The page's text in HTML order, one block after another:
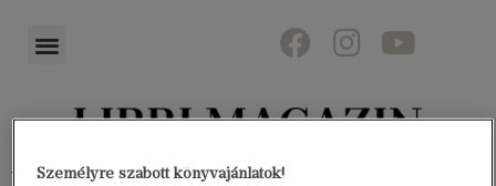
Könyvektől az olvasókig
Személyre szabott könyvajánlatok!